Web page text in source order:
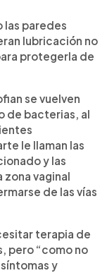
las paredes
lubricación no
protegerla de
se vuelven
de bacterias, al
le llaman las
y las
zona vaginal
de las vías
terapia de
pero “como no
y